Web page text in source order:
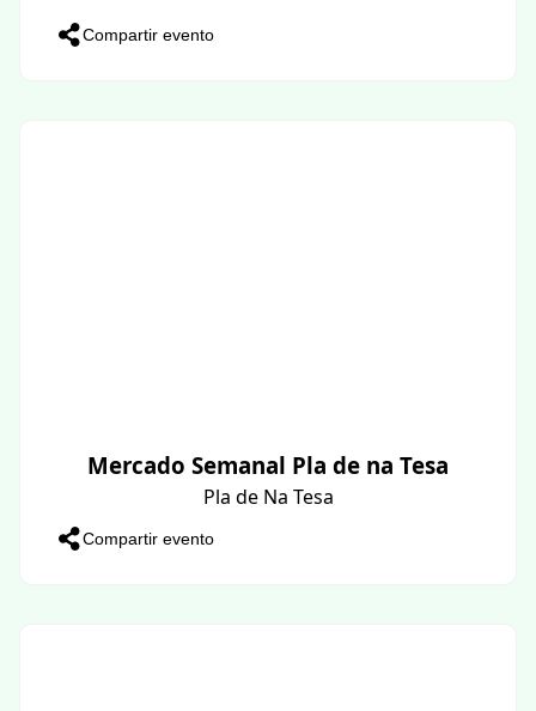
Compartir evento
Mercado Semanal Pla de na Tesa
Pla de Na Tesa
Compartir evento